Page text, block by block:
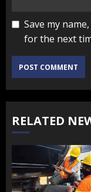
Save my
for the next
RELATED